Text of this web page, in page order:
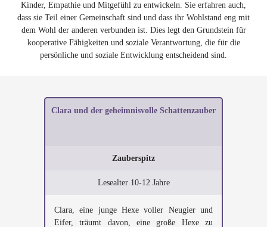
Kinder, Empathie und Mitgefühl zu entwickeln. Sie erfahren auch,
dass sie Teil einer Gemeinschaft sind und dass ihr Wohlstand eng mit
dem Wohl der anderen verbunden ist. Dies legt den Grundstein für
kooperative Fähigkeiten und soziale Verantwortung, die für die
persönliche und soziale Entwicklung entscheidend sind.
Clara und der geheimnisvolle Schattenzauber
Zauberspitz
Lesealter 10-12 Jahre
Clara, eine junge Hexe voller Neugier und
Eifer, träumt davon, eine große Hexe zu